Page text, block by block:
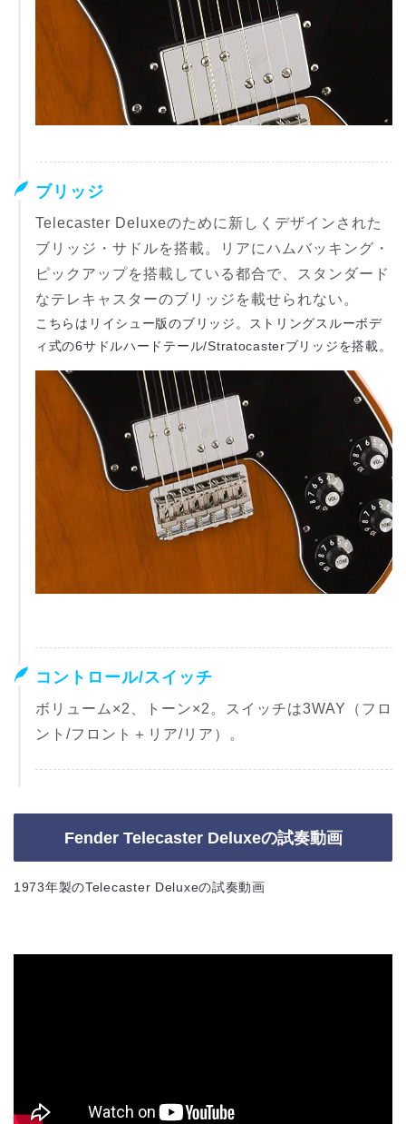
ブリッジ
Telecaster Deluxeのために新しくデザインされた
ブリッジ・サドルを搭載。リアにハムバッキング・
ピックアップを搭載している都合で、スタンダード
なテレキャスターのブリッジを載せられない。
こちらはリイシュー版のブリッジ。ストリングスルーボデ
ィ式の6サドルハードテール/Stratocasterブリッジを搭載。
コントロール/スイッチ
ボリューム×2、トーン×2。スイッチは3WAY（フロ
ント/フロント＋リア/リア）。
Fender Telecaster Deluxeの試奏動画
1973年製のTelecaster Deluxeの試奏動画